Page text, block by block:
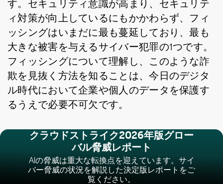
す。セキュリティ意識が高まり、セキュリテ
ィ対策が向上しているにもかかわらず、フィ
ッシングはいまだに最も蔓延しており、最も
大きな被害を与えるサイバー犯罪の1つです。
フィッシングについて理解し、このような詐
欺を見抜く方法を知ることは、今日のデジタ
ル時代において企業や個人のデータを保護す
るうえで必要不可欠です。
クラウドストライク2026年版グロー
バル脅威レポート
AIの脅威は重大な転換点を迎えています。サイ
バー脅威の状況を解説した決定版レポートをご
覧ください。